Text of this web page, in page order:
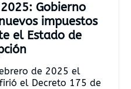
Gobierno
impuestos
el Estado de
de 2025 el
el Decreto 175 de